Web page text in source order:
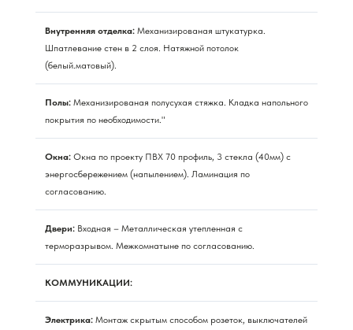
Внутренняя отделка: Механизированая штукатурка.
Шпатлевание стен в 2 слоя. Натяжной потолок
(белый.матовый).
Полы: Механизированая полусухая стяжка. Кладка напольного
покрытия по необходимости."
Окна: Окна по проекту ПВХ 70 профиль, 3 стекла (40мм) с
энергосбережением (напылением). Ламинация по
согласованию.
Двери: Входная – Металлическая утепленная с
терморазрывом. Межкомнатыне по согласованию.
КОММУНИКАЦИИ:
Электрика: Монтаж скрытым способом розеток, выключателей